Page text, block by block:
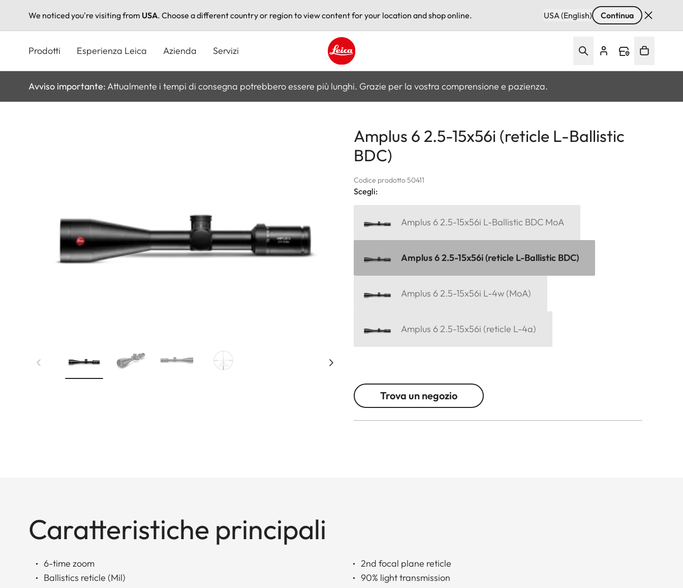
We noticed you're visiting from USA. Choose a different country or region to view content for your location and shop online. USA (English) Continua
principale
Prodotti Esperienza Leica Azienda Servizi
Leica logo - Home
Avviso importante: Attualmente i tempi di consegna potrebbero essere più lunghi. Grazie per la vostra comprensione e pazienza.
Amplus 6 2.5-15x56i (reticle L-Ballistic
BDC)
Codice prodotto 50411
Scegli:
Amplus 6 2.5-15x56i L-Ballistic BDC MoA
Amplus 6 2.5-15x56i (reticle L-Ballistic BDC)
Amplus 6 2.5-15x56i L-4w (MoA)
Amplus 6 2.5-15x56i (reticle L-4a)
Trova un negozio
Caratteristiche principali
6-time zoom
Ballistics reticle (Mil)
2nd focal plane reticle
90% light transmission